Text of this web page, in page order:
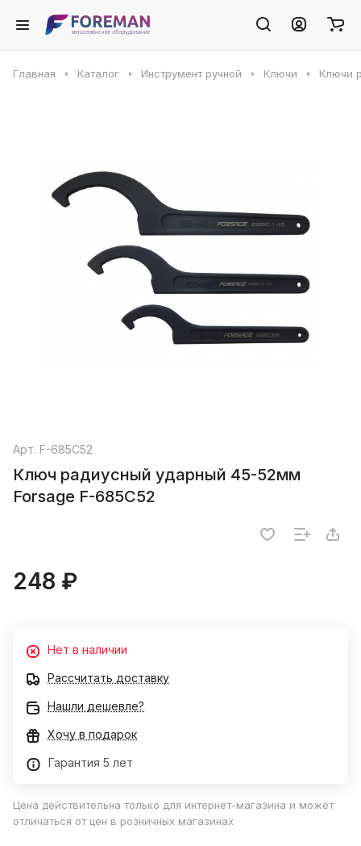
Главная Каталог Инструмент ручной Ключи Ключи
Арт. F-685C52
Ключ радиусный ударный 45-52мм
Forsage F-685C52
248 ₽
Нет в наличии
Рассчитать доставку
Нашли дешевле?
Хочу в подарок
Гарантия 5 лет
Цена действительна только для интернет-магазина и может
отличаться от цен в розничных магазинах